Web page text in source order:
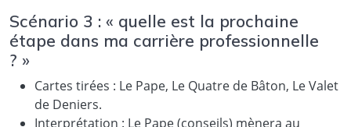
Scénario 3 : « quelle est la prochaine
étape dans ma carrière professionnelle
? »
Cartes tirées : Le Pape, Le Quatre de Bâton, Le Valet
de Deniers.
Interprétation : Le Pape (conseils) mènera au